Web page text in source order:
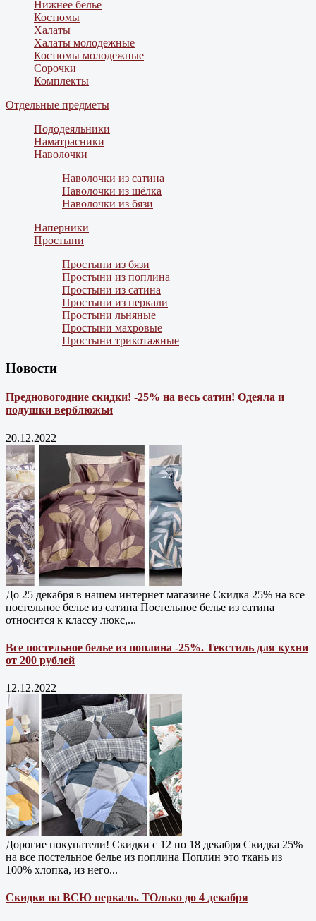
Нижнее белье
Костюмы
Халаты
Халаты молодежные
Костюмы молодежные
Сорочки
Комплекты
Отдельные предметы
Пододеяльники
Наматрасники
Наволочки
Наволочки из сатина
Наволочки из шёлка
Наволочки из бязи
Наперники
Простыни
Простыни из бязи
Простыни из поплина
Простыни из сатина
Простыни из перкали
Простыни льняные
Простыни махровые
Простыни трикотажные
Новости
Предновогодние скидки! -25% на весь сатин! Одеяла и
подушки верблюжьи
20.12.2022
До 25 декабря в нашем интернет магазине Cкидка 25% на все
постельное белье из сатина Постельное белье из сатина
относится к классу люкс,...
Все постельное белье из поплина -25%. Текстиль для кухни
от 200 рублей
12.12.2022
Дорогие покупатели! Скидки с 12 по 18 декабря Скидка 25%
на все постельное белье из поплина Поплин это ткань из
100% хлопка, из него...
Скидки на ВСЮ перкаль. ТОлько до 4 декабря